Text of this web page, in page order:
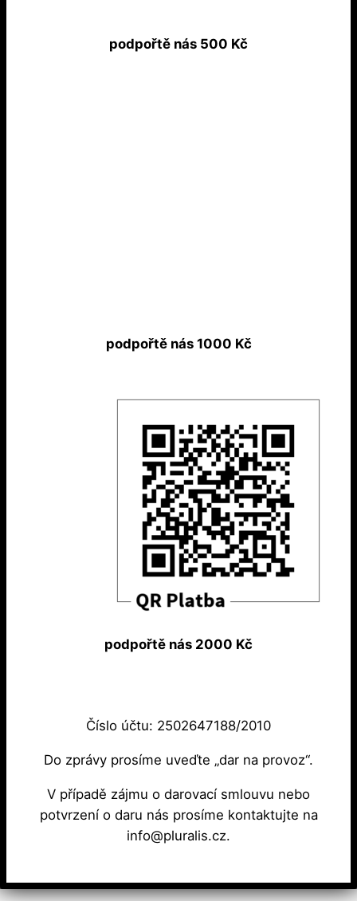
podpořtě nás 500 Kč
podpořtě nás 1000 Kč
podpořtě nás 2000 Kč
Číslo účtu: 2502647188/2010
Do zprávy prosíme uveďte „dar na provoz“.
V případě zájmu o darovací smlouvu nebo
potvrzení o daru nás prosíme kontaktujte na
info@pluralis.cz.